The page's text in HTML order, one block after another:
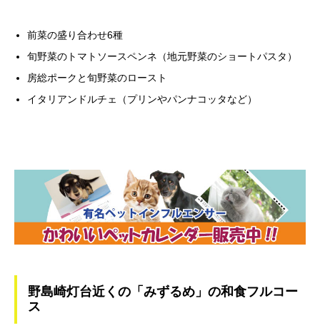
前菜の盛り合わせ6種
旬野菜のトマトソースペンネ（地元野菜のショートパスタ）
房総ポークと旬野菜のロースト
イタリアンドルチェ（プリンやパンナコッタなど）
野島崎灯台近くの「みずるめ」の和食フルコー
ス